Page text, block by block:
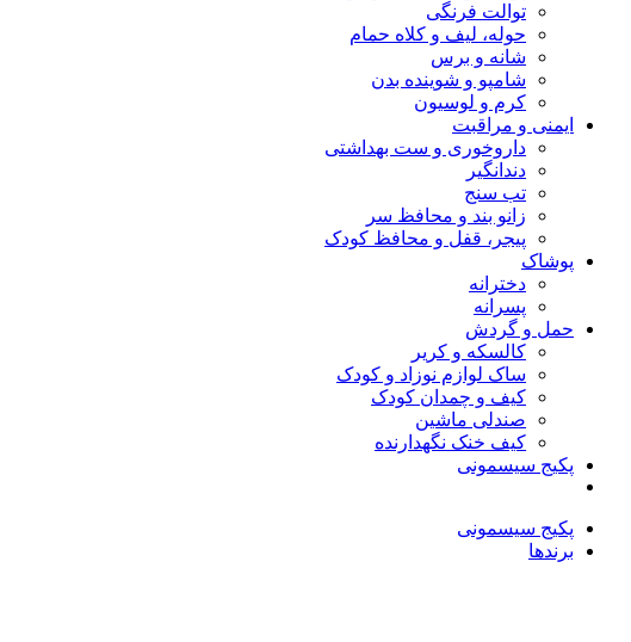
توالت فرنگی
حوله، لیف و کلاه حمام
شانه و برس
شامپو و شوینده بدن
کرم و لوسیون
ایمنی و مراقبت
داروخوری و ست بهداشتی
دندانگیر
تب‌ سنج
زانو بند و محافظ سر
پیجر، قفل و محافظ کودک
پوشاک
دخترانه
پسرانه
حمل و گردش
کالسکه و کریر
ساک لوازم نوزاد و کودک
کیف و چمدان کودک
صندلی ماشین
کیف خنک نگهدارنده
پکیج سیسمونی
پکیج سیسمونی
برندها